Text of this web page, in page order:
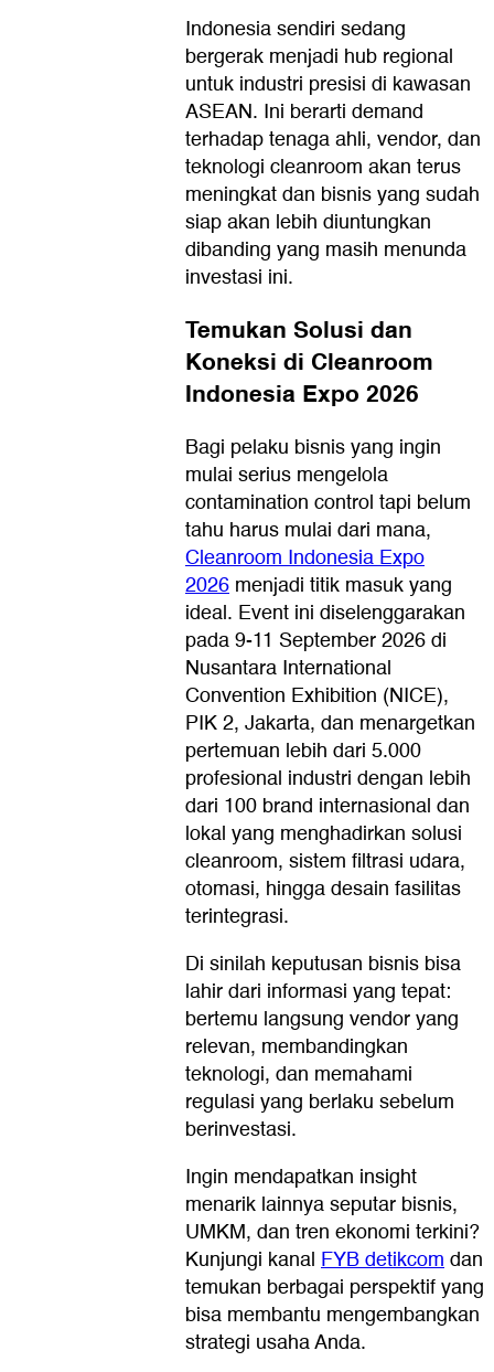
Indonesia sendiri sedang
bergerak menjadi hub regional
untuk industri presisi di kawasan
ASEAN. Ini berarti demand
terhadap tenaga ahli, vendor, dan
teknologi cleanroom akan terus
meningkat dan bisnis yang sudah
siap akan lebih diuntungkan
dibanding yang masih menunda
investasi ini.
Temukan Solusi dan
Koneksi di Cleanroom
Indonesia Expo 2026
Bagi pelaku bisnis yang ingin
mulai serius mengelola
contamination control tapi belum
tahu harus mulai dari mana,
Cleanroom Indonesia Expo
2026 menjadi titik masuk yang
ideal. Event ini diselenggarakan
pada 9-11 September 2026 di
Nusantara International
Convention Exhibition (NICE),
PIK 2, Jakarta, dan menargetkan
pertemuan lebih dari 5.000
profesional industri dengan lebih
dari 100 brand internasional dan
lokal yang menghadirkan solusi
cleanroom, sistem filtrasi udara,
otomasi, hingga desain fasilitas
terintegrasi.
Di sinilah keputusan bisnis bisa
lahir dari informasi yang tepat:
bertemu langsung vendor yang
relevan, membandingkan
teknologi, dan memahami
regulasi yang berlaku sebelum
berinvestasi.
Ingin mendapatkan insight
menarik lainnya seputar bisnis,
UMKM, dan tren ekonomi terkini?
Kunjungi kanal FYB detikcomdan
temukan berbagai perspektif yang
bisa membantu mengembangkan
strategi usaha Anda.